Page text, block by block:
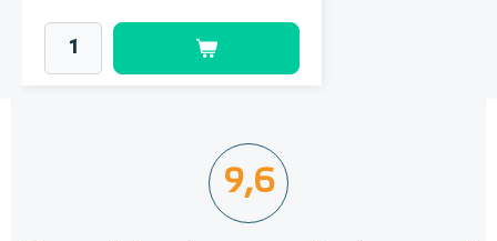
9,6